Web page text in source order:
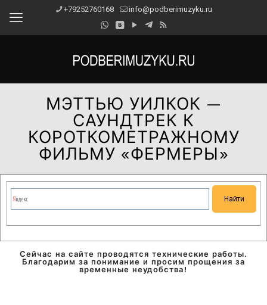
+79252760168 info@podberimuzyku.ru
МЭТТЬЮ УИЛКОК —
САУНДТРЕК К
КОРОТКОМЕТРАЖНОМУ
ФИЛЬМУ «ФЕРМЕРЫ»
Сейчас на сайте проводятся технические работы.
Благодарим за понимание и просим прощения за
временные неудобства!